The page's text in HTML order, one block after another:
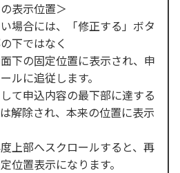
表示位置＞
場合には、「修正する」ボタ
下ではなく
下の固定位置に表示され、申
ルに追従します。
て申込内容の最下部に達する
解除され、本来の位置に表示
上部へスクロールすると、再
位置表示になります。